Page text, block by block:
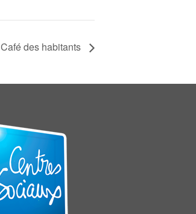
Café des habitants